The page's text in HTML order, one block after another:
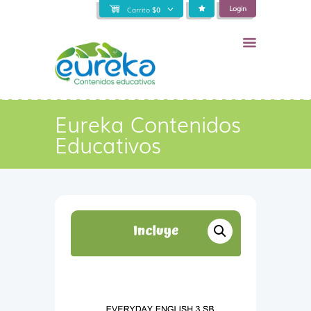
Carrito $0 Login
Eureka Contenidos
Educativos